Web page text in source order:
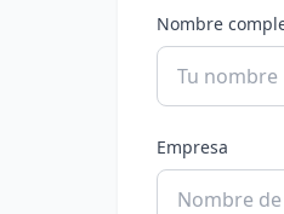
Nombre
Empresa